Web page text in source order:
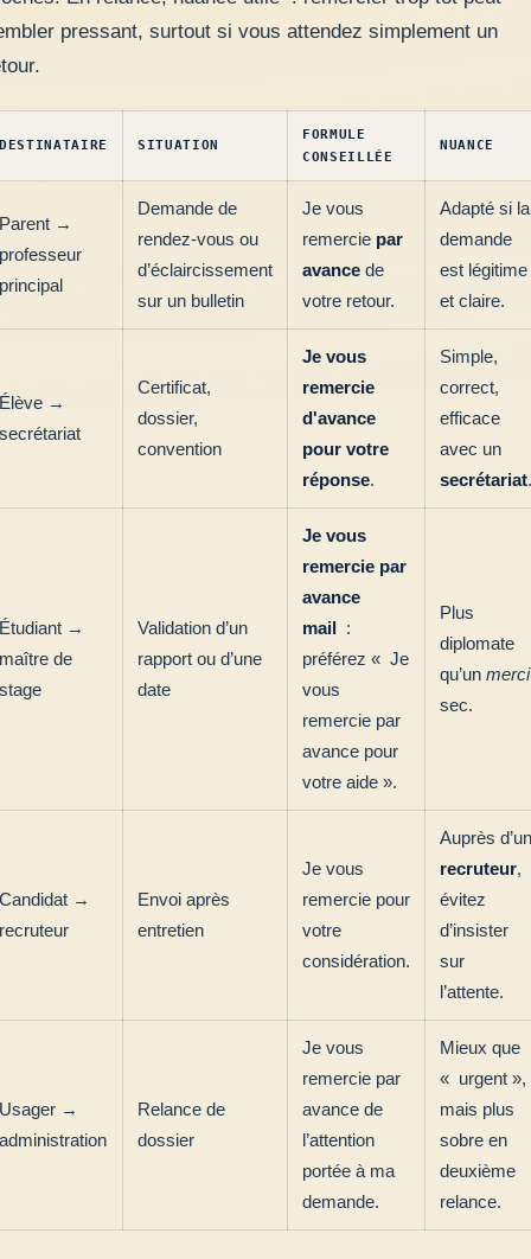
pressant, surtout si vous attendez simplement un
DESTINATAIRE SITUATION
FORMULE
CONSEILLÉE
NUANCE
Parent →
professeur
principal
Demande de
rendez-vous ou
d’éclaircissement
sur un bulletin
Je vous
remercie par
avance de
votre retour.
Adapté si la
demande
est légitime
et claire.
Élève →
secrétariat
Certificat,
dossier,
convention
Je vous
remercie
d'avance
pour votre
réponse.
Simple,
correct,
efficace
avec un
secrétariat.
Étudiant →
maître de
stage
Validation d’un
rapport ou d’une
date
Je vous
remercie par
avance
mail :
préférez « Je
vous
remercie par
avance pour
votre aide ».
Plus
diplomate
qu’un merci
sec.
Candidat →
recruteur
Envoi après
entretien
Je vous
remercie pour
votre
considération.
Auprès d’un
recruteur,
évitez
d’insister
sur
l’attente.
Usager →
administration
Relance de
dossier
Je vous
remercie par
avance de
l’attention
portée à ma
demande.
Mieux que
« urgent »,
mais plus
sobre en
deuxième
relance.